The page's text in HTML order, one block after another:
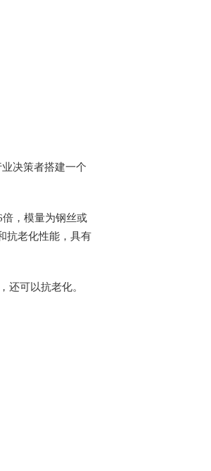
决策者搭建一个
倍，模量为钢丝或
抗老化性能，具有
还可以抗老化。